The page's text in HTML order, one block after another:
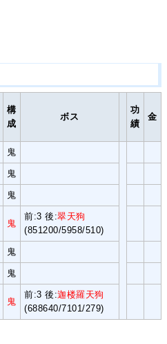
構
成
ボス
功
績
金
鬼
鬼
鬼
鬼
前:3 後:翠天狗
(851200/5958/510)
鬼
鬼
鬼
前:3 後:迦楼羅天狗
(688640/7101/279)